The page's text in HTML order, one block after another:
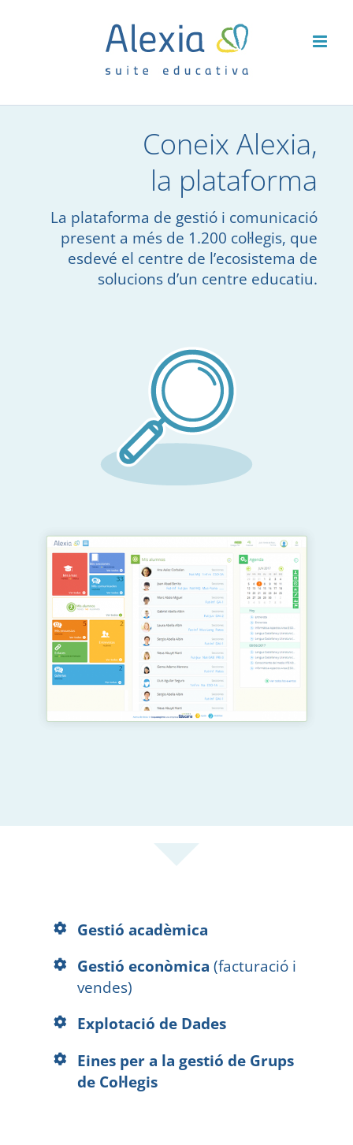
Coneix Alexia,
la plataforma
La plataforma de gestió i comunicació
present a més de 1.200 col·legis, que
esdevé el centre de l’ecosistema de
solucions d’un centre educatiu.
Gestió acadèmica
Gestió econòmica(facturació i
vendes)
Explotació de Dades
Eines per a la gestió de Grups
de Col·legis